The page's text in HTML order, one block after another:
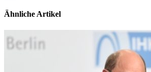
Ähnliche Artikel